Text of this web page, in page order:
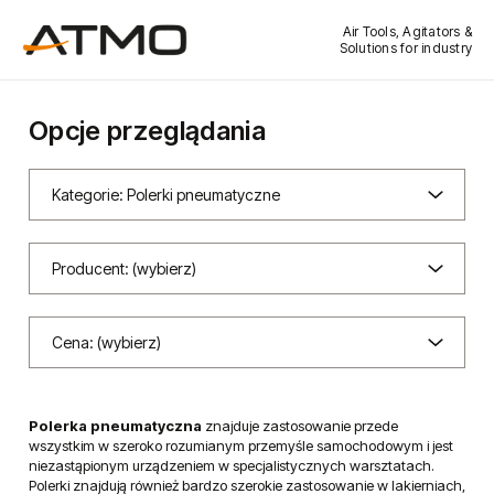
Air Tools, Agitators &
Solutions for industry
Opcje przeglądania
Kategorie: Polerki pneumatyczne
Producent: (wybierz)
Cena: (wybierz)
Polerka pneumatyczna znajduje zastosowanie przede
wszystkim w szeroko rozumianym przemyśle samochodowym i jest
niezastąpionym urządzeniem w specjalistycznych warsztatach.
Polerki znajdują również bardzo szerokie zastosowanie w lakierniach,